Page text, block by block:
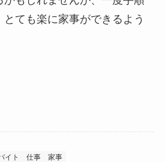
ても楽に家事ができるよう
イト 仕事 家事